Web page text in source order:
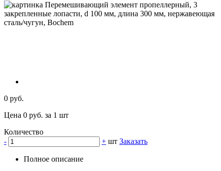
0 руб.
Цена 0 руб. за 1 шт
Количество
-
+ шт Заказать
Полное описание